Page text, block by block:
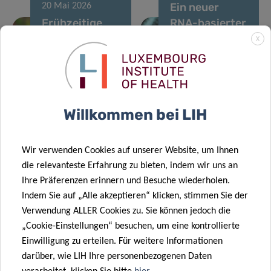
20 Mai 2026
Frühzeitige
saisonale
Entdeckung
des Usutu-
Virus im April
Ein neuer
RNA-basierter
Behandlung
der
Parkinson-
18 Mai 2026
Weiterentwicklung
Daten zur
sowie der
chemischen
und
ernährungsbezogenen
Risikobewertung
in Luxemburg
Die
zum West-Nil-
Virus werden
2025 weiter
verstärkt
LIH-Team
treibt die
Forschung
Von einer
Zecke
X
Willkommen bei LIH
Wir verwenden Cookies auf unserer Website, um Ihnen
die relevanteste Erfahrung zu bieten, indem wir uns an
Ihre Präferenzen erinnern und Besuche wiederholen.
Indem Sie auf „Alle akzeptieren“ klicken, stimmen Sie der
Verwendung ALLER Cookies zu. Sie können jedoch die
„Cookie-Einstellungen“ besuchen, um eine kontrollierte
Einwilligung zu erteilen. Für weitere Informationen
darüber, wie LIH Ihre personenbezogenen Daten